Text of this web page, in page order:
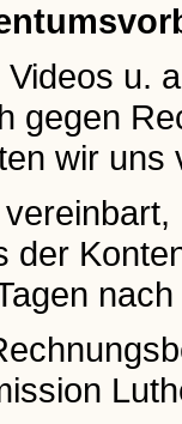
u.
gegen
wir
der